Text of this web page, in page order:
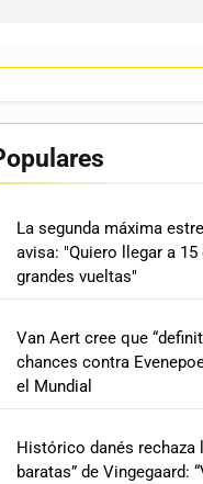
La segunda máxima
avisa: "Quiero llegar a 15
grandes vueltas"
Van Aert cree que
chances contra
el Mundial
Histórico danés rechaza
baratas” de Vingegaard: